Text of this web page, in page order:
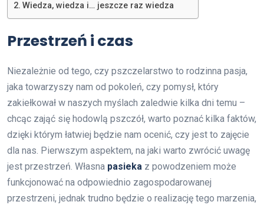
Wiedza, wiedza i… jeszcze raz wiedza
Przestrzeń i czas
Niezależnie od tego, czy pszczelarstwo to rodzinna pasja,
jaka towarzyszy nam od pokoleń, czy pomysł, który
zakiełkował w naszych myślach zaledwie kilka dni temu –
chcąc zająć się hodowlą pszczół, warto poznać kilka faktów,
dzięki którym łatwiej będzie nam ocenić, czy jest to zajęcie
dla nas. Pierwszym aspektem, na jaki warto zwrócić uwagę
jest przestrzeń. Własna pasieka z powodzeniem może
funkcjonować na odpowiednio zagospodarowanej
przestrzeni, jednak trudno będzie o realizację tego marzenia,